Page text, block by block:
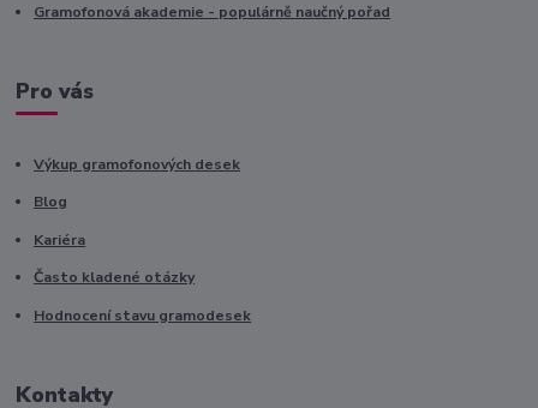
Gramofonová akademie - populárně naučný pořad
Pro vás
Výkup gramofonových desek
Blog
Kariéra
Často kladené otázky
Hodnocení stavu gramodesek
Kontakty